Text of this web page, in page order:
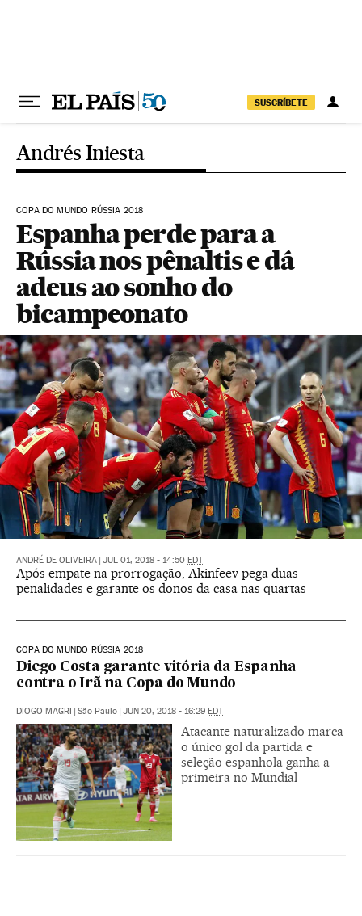
SUSCRÍBETE
Andrés Iniesta
COPA DO MUNDO RÚSSIA 2018
Espanha perde para a
Rússia nos pênaltis e dá
adeus ao sonho do
bicampeonato
ANDRÉ DE OLIVEIRA JUL 01, 2018 - 14:50 EDT
Após empate na prorrogação, Akinfeev pega duas
penalidades e garante os donos da casa nas quartas
COPA DO MUNDO RÚSSIA 2018
Diego Costa garante vitória da Espanha
contra o Irã na Copa do Mundo
DIOGO MAGRI São Paulo JUN 20, 2018 - 16:29 EDT
Atacante naturalizado marca
o único gol da partida e
seleção espanhola ganha a
primeira no Mundial